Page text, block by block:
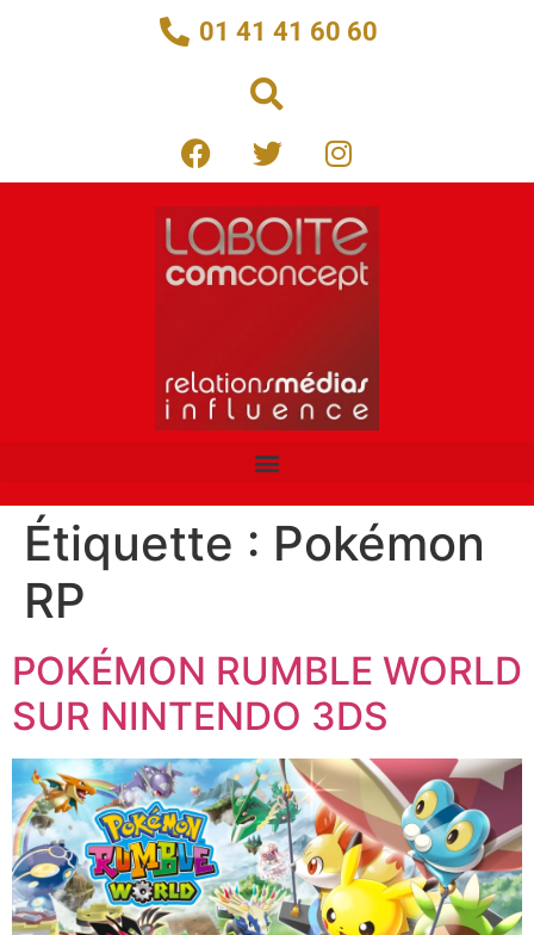
01 41 41 60 60
Étiquette : Pokémon
RP
POKÉMON RUMBLE WORLD
SUR NINTENDO 3DS